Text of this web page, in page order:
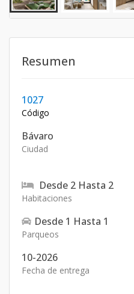
Resumen
1027
Código
Bávaro
Ciudad
Desde 2 Hasta 2
Habitaciones
Desde 1 Hasta 1
Parqueos
10-2026
Fecha de entrega